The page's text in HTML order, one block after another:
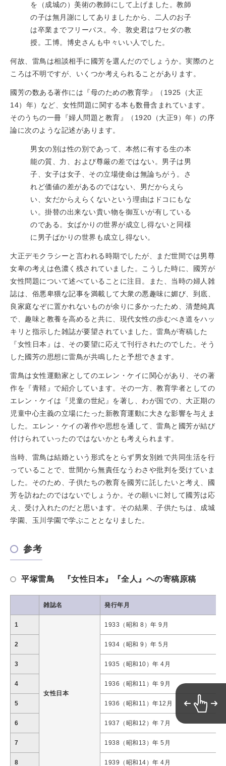
を（成城の）美術の教師にして上げました。教師
の子は無月謝にしてありましたから、二人のお子
は卒業までフリーパス。今、敦史君はワセダの教
授。工博。博史さんも中々いい人でした。
何故、雷鳥は相談相手に國芳を選んだのでしょうか。実際のと
ころは不明ですが、いくつか考えられることがあります。
國芳の数ある著作には『母のための教育学』（1925（大正
14）年）など、女性問題に関する本も数冊含まれています。
そのうちの一冊『婦人問題と教育』（1920（大正9）年）の序
論に次のような記述があります。
男女の別は性の別であって、本然に有する生の本
能の質、力、および尊厳の差ではない。男子は男
子、女子は女子、その立場使命は無論ちがう。さ
れど価値の差があるのではない、男だからえら
い、女だからえらくないという理由はドコにもな
い。掛替の出来ない貴い物を御互いが有している
のである。女ばかりの世界が成立し得ないと同様
に男子ばかりの世界も成立し得ない。
大正デモクラシーと言われる時期でしたが、まだ世間では男尊
女卑の考えは色濃く残されていました。こうした時に、國芳が
女性問題について述べていることに注目。また、当時の婦人雑
誌は、俗悪卑猥な記事を満載して大衆の悪趣味に媚び、到底、
良家庭なぞに置かれないものが余りに多かったため、清楚純真
で、趣味と教養を高めると共に、現代女性の歩むべき道をハッ
キリと指示した雑誌が要望されていました。雷鳥が寄稿した
『女性日本』は、その要望に応えて刊行されたのでした。そう
した國芳の思想に雷鳥が共鳴したと予想できます。
雷鳥は女性運動家としてのエレン・ケイに関心があり、その著
作を『青鞜』で紹介しています。その一方、教育学者としての
エレン・ケイは『児童の世紀』を著し、わが国での、大正期の
児童中心主義の立場にたった新教育運動に大きな影響を与えま
した。エレン・ケイの著作や思想を通して、雷鳥と國芳が結び
付けられていったのではないかとも考えられます。
当時、雷鳥は結婚という形式をとらず男女別姓で共同生活を行
っていることで、世間から無責任なうわさや批判を受けていま
した。そのため、子供たちの教育を國芳に託したいと考え、國
芳を訪ねたのではないでしょうか。その願いに対して國芳は応
え、受け入れたのだと思います。その結果、子供たちは、成城
学園、玉川学園で学ぶこととなりました。
参考
平塚雷鳥 『女性日本』『全人』への寄稿原稿
雑誌名 発行年月
1
女性日本
1933（昭和 8）年 9月
2 1934（昭和 9）年 5月
3 1935（昭和10）年 4月
4 1936（昭和11）年 9月
5 1936（昭和11）年12月
6 1937（昭和12）年 7月
7 1938（昭和13）年 5月
8 1939（昭和14）年 4月